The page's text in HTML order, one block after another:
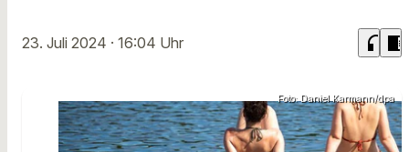
23. Juli 2024 · 16:04 Uhr headphones chrome_reader_mode
Foto: Daniel Karmann/dpa